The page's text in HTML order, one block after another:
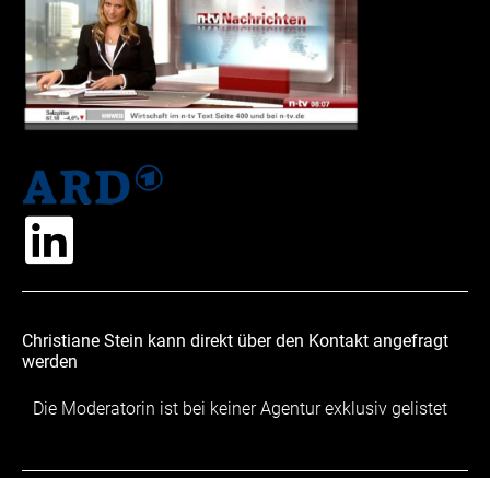
Christiane Stein kann direkt über den Kontakt angefragt
werden
Die Moderatorin ist bei keiner Agentur exklusiv gelistet